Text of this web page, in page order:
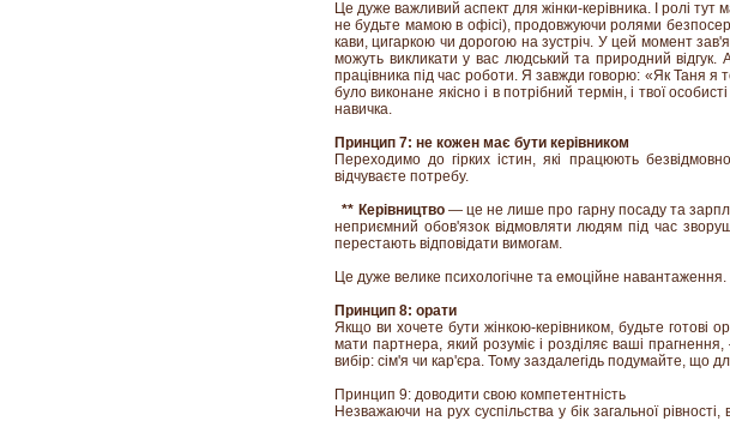
Це дуже важливий аспект для жінки-керівника. І ролі
не будьте мамою в офісі), продовжуючи ролями
кави, цигаркою чи дорогою на зустріч. У цей момент
можуть викликати у вас людський та природний
працівника під час роботи. Я завжди говорю: «Як Таня я
було виконане якісно і в потрібний термін, і твої
навичка.
Принцип 7: не кожен має бути керівником
Переходимо до гірких істин, які працюють
відчуваєте потребу.
** Керівництво— це не лише про гарну посаду та
неприємний обов'язок відмовляти людям під час
перестають відповідати вимогам.
Це дуже велике психологічне та емоційне навантаження.
Принцип 8: орати
Якщо ви хочете бути жінкою-керівником, будьте готові
мати партнера, який розуміє і розділяє ваші
вибір: сім'я чи кар'єра. Тому заздалегідь подумайте, що
Принцип 9: доводити свою компетентність
Незважаючи на рух суспільства у бік загальної